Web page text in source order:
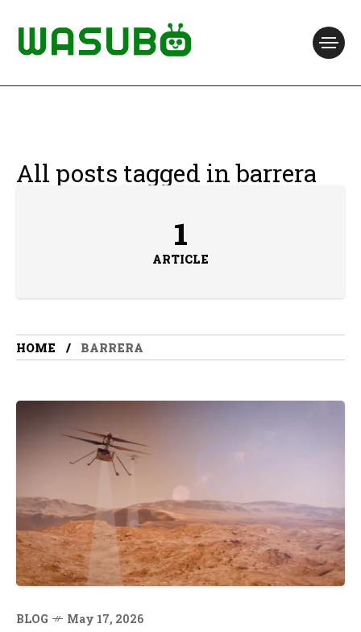
All posts tagged in barrera
1
ARTICLE
HOME BARRERA
BLOG May 17, 2026